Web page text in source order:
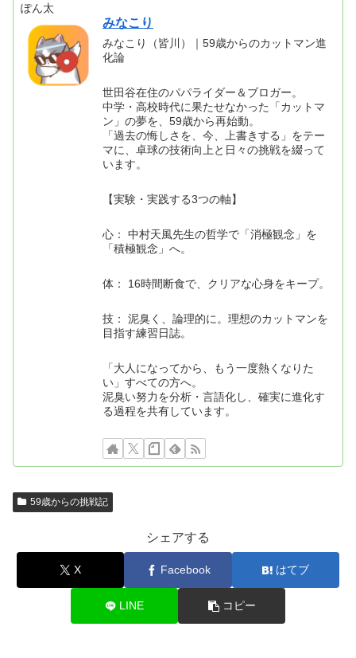
ぽん太
みなこり
みなこり（皆川）｜59歳からのカットマン進
化論
世田谷在住のパパライダー＆ブロガー。
中学・高校時代に果たせなかった「カットマ
ン」の夢を、59歳から再始動。
「過去の悔しさを、今、上書きする」をテー
マに、卓球の技術向上と日々の挑戦を綴って
います。
【実験・実践する3つの軸】
心： 中村天風先生の哲学で「消極観念」を
「積極観念」へ。
体： 16時間断食で、クリアな心身をキープ。
技： 泥臭く、論理的に。理想のカットマンを
目指す練習日誌。
「大人になってから、もう一度熱くなりた
い」すべての方へ。
泥臭い努力を分析・言語化し、確実に進化す
る過程を共有しています。
59歳からの挑戦記
シェアする
X Facebook はてブ
LINE コピー